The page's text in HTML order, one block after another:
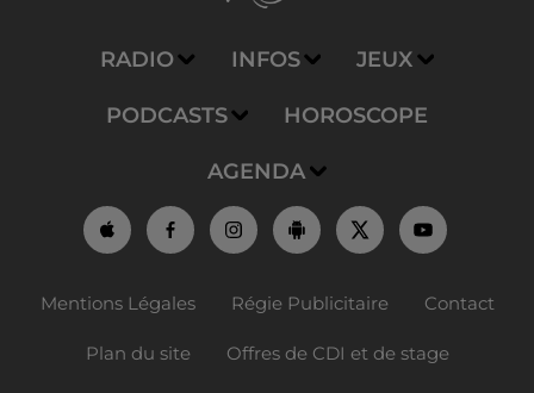
RADIO INFOS JEUX
PODCASTS HOROSCOPE
AGENDA
Mentions Légales Régie Publicitaire Contact
Plan du site Offres de CDI et de stage